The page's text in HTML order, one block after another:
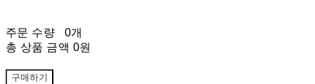
주문 수량
0개
총 상품 금액 0원
구매하기